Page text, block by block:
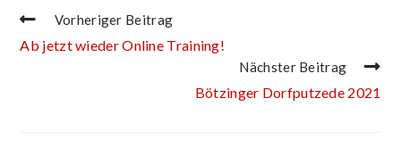
Vorheriger Beitrag
Ab jetzt wieder Online Training!
Nächster Beitrag
Bötzinger Dorfputzede 2021